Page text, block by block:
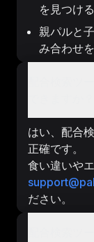
を見つける
親パルと
み合わせを
はい、配合
正確です。
食い違いや
ださい。